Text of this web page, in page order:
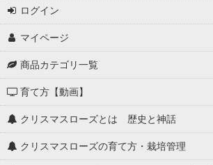
ログイン
マイページ
商品カテゴリ一覧
育て方【動画】
クリスマスローズとは 歴史と神話
クリスマスローズの育て方・栽培管理